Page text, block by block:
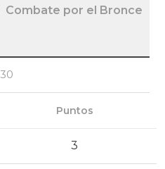
Combate por el Bronce
Puntos
3